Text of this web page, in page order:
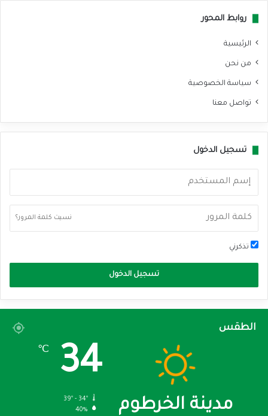
روابط المحور
الرئيسية
من نحن
سياسة الخصوصية
تواصل معنا
تسجيل الدخول
نسيت كلمة المرور؟
تذكرني
تسجيل الدخول
الطقس
مدينة الخرطوم
34
℃
39º - 34º
40%